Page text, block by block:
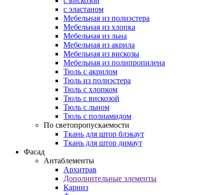
с эластаном
Мебельная из полиэстера
Мебельная из хлопка
Мебельная из льна
Мебельная из акрила
Мебельная из вискозы
Мебельная из полипропилена
Тюль с акрилом
Тюль из полиэстера
Тюль с хлопком
Тюль с вискозой
Тюль с льном
Тюль с полиамидом
По светопропускаемости
Ткань для штор блэкаут
Ткань для штор димаут
Фасад
Антаблементы
Архитрав
Дополнительные элементы
Карниз